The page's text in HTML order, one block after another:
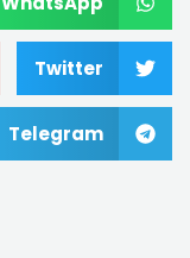
Twitter
Telegram